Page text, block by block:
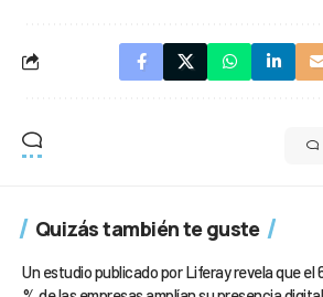
Quizás también te guste
Un estudio publicado por Liferay revela que el